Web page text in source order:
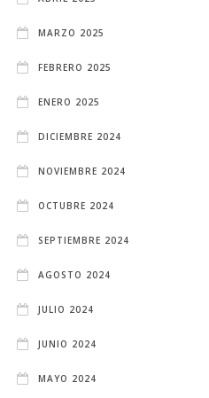
MARZO 2025
FEBRERO 2025
ENERO 2025
DICIEMBRE 2024
NOVIEMBRE 2024
OCTUBRE 2024
SEPTIEMBRE 2024
AGOSTO 2024
JULIO 2024
JUNIO 2024
MAYO 2024